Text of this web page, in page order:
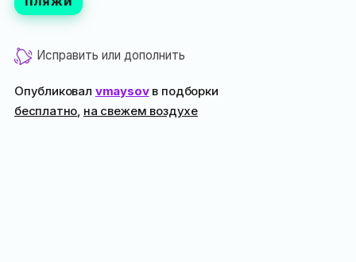
Исправить или дополнить
Опубликовал vmaysovв подборки
бесплатно, на свежем воздухе